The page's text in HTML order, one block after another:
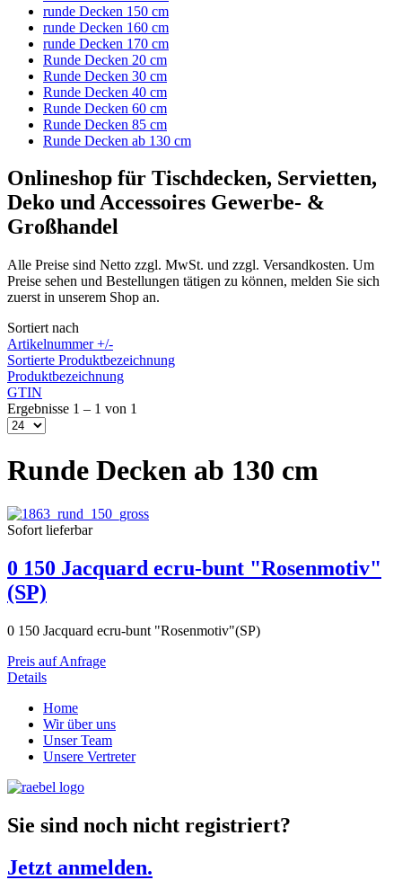
runde Decken 150 cm
runde Decken 160 cm
runde Decken 170 cm
Runde Decken 20 cm
Runde Decken 30 cm
Runde Decken 40 cm
Runde Decken 60 cm
Runde Decken 85 cm
Runde Decken ab 130 cm
Onlineshop für Tischdecken, Servietten,
Deko und Accessoires Gewerbe- &
Großhandel
Alle Preise sind Netto zzgl. MwSt. und zzgl. Versandkosten. Um
Preise sehen und Bestellungen tätigen zu können, melden Sie sich
zuerst in unserem Shop an.
Sortiert nach
Artikelnummer +/-
Sortierte Produktbezeichnung
Produktbezeichnung
GTIN
Ergebnisse 1 – 1 von 1
Runde Decken ab 130 cm
Sofort lieferbar
0 150 Jacquard ecru-bunt "Rosenmotiv"
(SP)
0 150 Jacquard ecru-bunt "Rosenmotiv"(SP)
Preis auf Anfrage
Details
Home
Wir über uns
Unser Team
Unsere Vertreter
Sie sind noch nicht registriert?
Jetzt anmelden.